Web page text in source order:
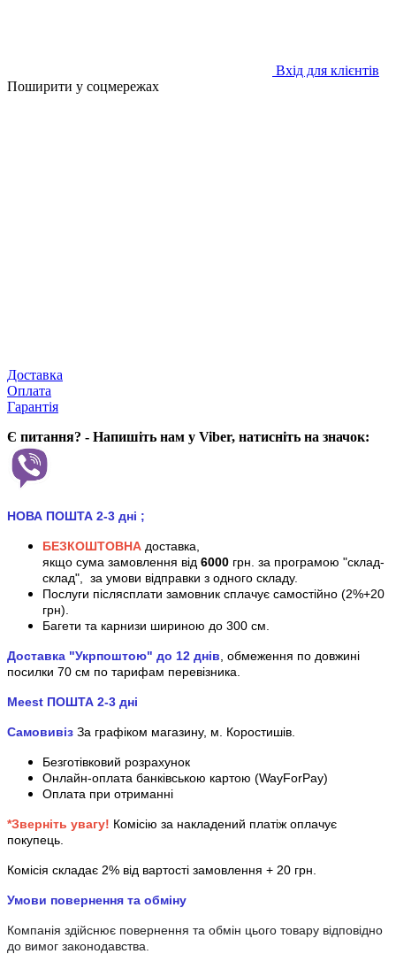
Вхід для клієнтів
Поширити у соцмережах
Доставка
Оплата
Гарантія
Є питання? - Напишіть нам у Viber, натисніть на значок:
НОВА ПОШТА 2-3 дні ;
БЕЗКОШТОВНА доставка,
якщо сума замовлення від 6000 грн. за програмою "склад-
склад", за умови відправки з одного складу.
Послуги післясплати замовник сплачує самостійно (2%+20
грн).
Багети та карнизи шириною до 300 см.
Доставка "Укрпоштою" до 12 днів , обмеження по довжині
посилки 70 см по тарифам перевізника.
Meest ПОШТА 2-3 дні
Самовивіз За графіком магазину, м. Коростишів.
Безготівковий розрахунок
Онлайн-оплата банківською картою (WayForPay)
Оплата при отриманні
*Зверніть увагу! Комісію за накладений платіж оплачує
покупець.
Комісія складає 2% від вартості замовлення + 20 грн.
Умови повернення та обміну
Компанія здійснює повернення та обмін цього товару відповідно
до вимог законодавства.